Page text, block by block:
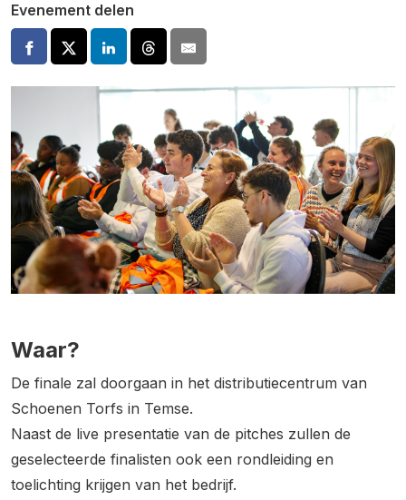
Evenement delen
Waar?
De finale zal doorgaan in het distributiecentrum van
Schoenen Torfs in Temse.
Naast de live presentatie van de pitches zullen de
geselecteerde finalisten ook een rondleiding en
toelichting krijgen van het bedrijf.